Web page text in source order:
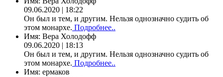
09.06.2020 | 18:22
Он был и тем, и другим. Нельзя однозначно судить об
этом монархе. Подробнее..
Имя: Вера Холодофф
09.06.2020 | 18:13
Он был и тем, и другим. Нельзя однозначно судить об
этом монархе. Подробнее..
Имя: ермаков